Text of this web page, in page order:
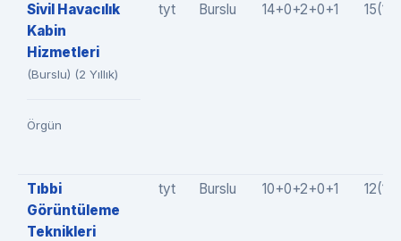
Sivil Havacılık
Kabin
Hizmetleri
(Burslu) (2 Yıllık)
Örgün
tyt Burslu 14+0+2+0+1
Tıbbi
Görüntüleme
Teknikleri
tyt Burslu 10+0+2+0+1